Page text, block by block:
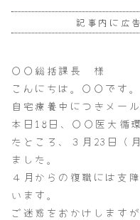
記事内に広
〇〇総括課長 様
こんにちは。〇〇です。
自宅療養中につきメー
本日18日、〇〇医大循
たところ、３月23日（
ました。
４月からの復職には支
います。
ご迷惑をおかけします